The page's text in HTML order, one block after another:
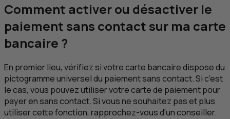
Comment activer ou désactiver le
paiement sans contact sur ma carte
bancaire ?
En premier lieu, vérifiez si votre carte bancaire dispose du
pictogramme universel du paiement sans contact. Si c’est
le cas, vous pouvez utiliser votre carte de paiement pour
payer en sans contact. Si vous ne souhaitez pas et plus
utiliser cette fonction, rapprochez-vous d'un conseiller.